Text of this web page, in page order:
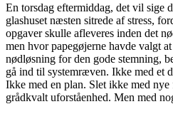
En torsdag eftermiddag, det vil sige
glashuset næsten sitrede af stress,
opgaver skulle afleveres inden det
men hvor papegøjerne havde valgt
nødløsning for den gode stemning,
gå ind til systemræven. Ikke med et
Ikke med en plan. Slet ikke med
grådkvalt uforståenhed. Men med